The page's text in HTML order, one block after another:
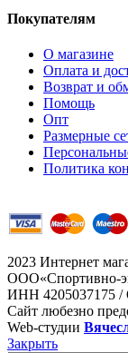
Покупателям
О магазине
Оплата и
Возврат и
Помощь
Опт
Размерные
Политика
2023 Интернет
ООО«Спортивно-
ИНН 4205037175 /
Сайт любезно
Web-студии
Закрыть